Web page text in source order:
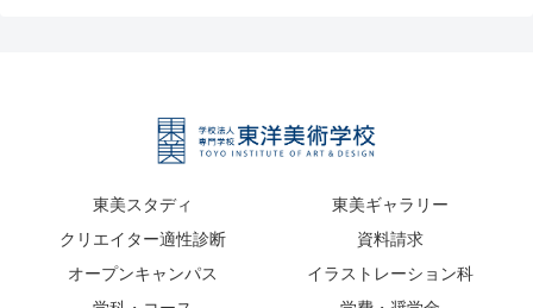
東美スタディ
東美ギャラリー
クリエイター適性診断
資料請求
オープンキャンパス
イラストレーション科